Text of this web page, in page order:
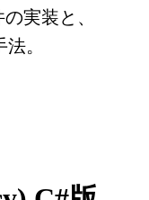
実装と、
。